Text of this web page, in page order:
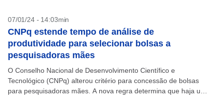
07/01/24 - 14:03min
CNPq estende tempo de análise de
produtividade para selecionar bolsas a
pesquisadoras mães
O Conselho Nacional de Desenvolvimento Científico e
Tecnológico (CNPq) alterou critério para concessão de bolsas
para pesquisadoras mães. A nova regra determina que haja uma